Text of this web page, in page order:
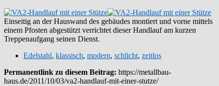
Einseitig an der Hauswand des gebäudes montiert und vorne mittels
einem Pfosten abgestützt verrichtet dieser Handlauf am kurzen
Treppenaufgang seinen Dienst.
Edelstahl, klassisch, modern, schlicht, zeitlos
Permanentlink zu diesem Beitrag: https://metallbau-
haus.de/2011/10/03/va2-handlauf-mit-einer-stutze/